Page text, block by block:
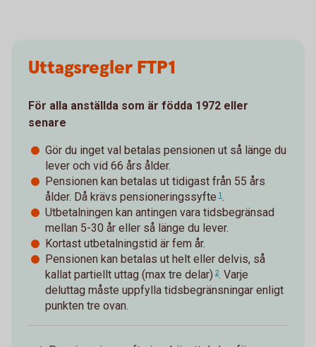
Uttagsregler FTP1
För alla anställda som är födda 1972 eller
senare
Gör du inget val betalas pensionen ut så länge du
lever och vid 66 års ålder.
Pensionen kan betalas ut tidigast från 55 års
ålder. Då krävs pensioneringssyfte 1.
Utbetalningen kan antingen vara tidsbegränsad
mellan 5-30 år eller så länge du lever.
Kortast utbetalningstid är fem år.
Pensionen kan betalas ut helt eller delvis, så
kallat partiellt uttag (max tre delar) 2. Varje
deluttag måste uppfylla tidsbegränsningar enligt
punkten tre ovan.